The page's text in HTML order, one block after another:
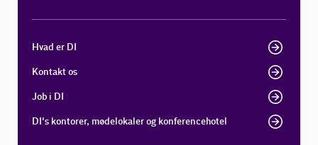
Hvad er DI
Kontakt os
Job i DI
DI's kontorer, mødelokaler og konferencehotel